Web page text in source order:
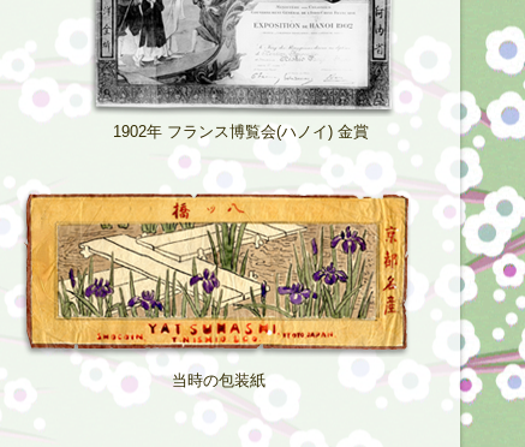
1902年 フランス博覧会(ハノイ) 金賞
当時の包装紙